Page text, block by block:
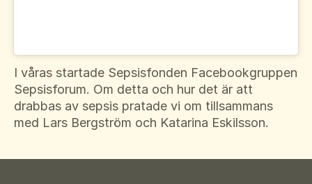
I våras startade Sepsisfonden Facebookgruppen
Sepsisforum. Om detta och hur det är att
drabbas av sepsis pratade vi om tillsammans
med Lars Bergström och Katarina Eskilsson.